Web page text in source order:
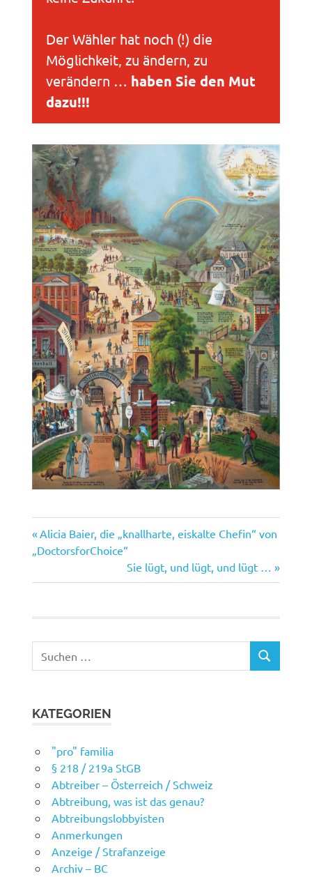
Der Wähler hat noch (!) die
Möglichkeit, zu ändern, zu
verändern … haben Sie den Mut
dazu!!!
Beitragsnavigation
Vorheriger
Beitrag:
Alicia Baier, die „knallharte, eiskalte Chefin“ von
„DoctorsforChoice“
Nächster
Beitrag:
Sie lügt, und lügt, und lügt …
nach:
SUCHEN
KATEGORIEN
"pro" familia
§ 218 / 219a StGB
Abtreiber – Österreich / Schweiz
Abtreibung, was ist das genau?
Abtreibungslobbyisten
Anmerkungen
Anzeige / Strafanzeige
Archiv – BC